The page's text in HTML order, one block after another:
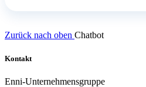
Zurück nach oben Chatbot
Kontakt
Enni-Unternehmensgruppe